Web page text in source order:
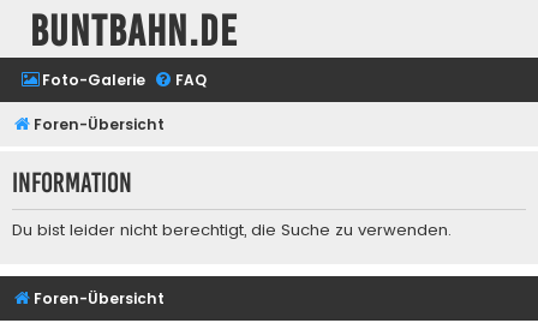
buntbahn.de
Foto-Galerie FAQ
Foren-Übersicht
Information
Du bist leider nicht berechtigt, die Suche zu verwenden.
Foren-Übersicht